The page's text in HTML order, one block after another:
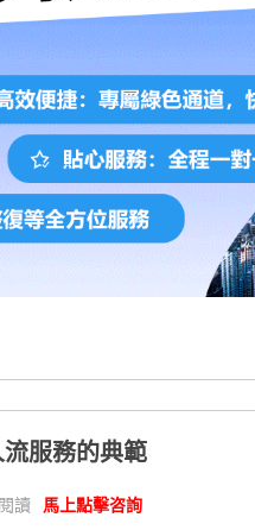
服務的典範
讀 馬上點擊咨詢